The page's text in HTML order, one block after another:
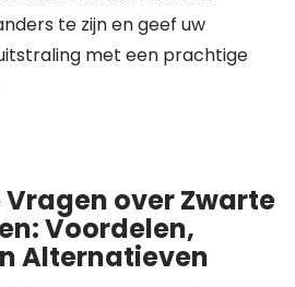
te zijn en geef uw
met een prachtige
over Zwarte
Voordelen,
Alternatieven